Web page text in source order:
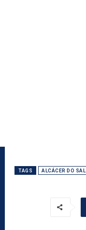
TAGS ALCÁCER DO SAL